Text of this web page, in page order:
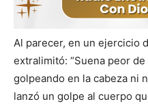
Al parecer, en un ejercicio
extralimitó: “Suena peor
golpeando en la cabeza ni
lanzó un golpe al cuerpo